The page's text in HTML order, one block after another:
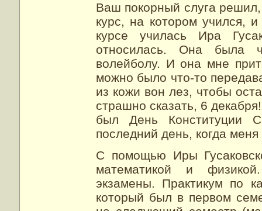
Ваш покорный слуга решил,
курс, на котором учился,
курсе училась Ира
относилась. Она была
волейболу. И она мне
можно было что-то
из кожи вон лез, чтобы
страшно сказать, 6
был День Конституции
последний день, когда
С помощью Иры
математикой и
экзамены. Практикум по
который был в первом